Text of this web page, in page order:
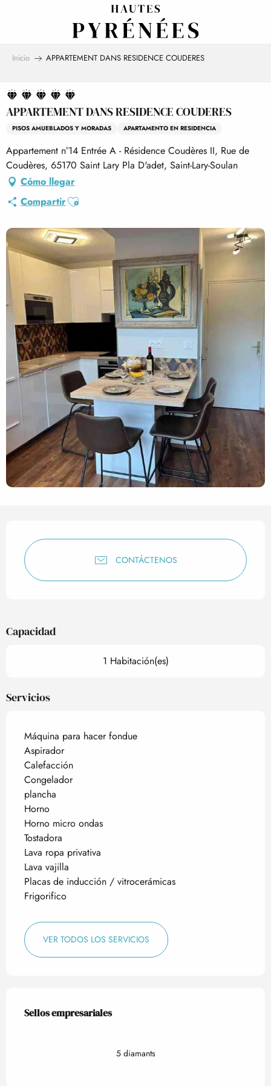
Inicio APPARTEMENT DANS RESIDENCE COUDERES
APPARTEMENT DANS RESIDENCE COUDERES
PISOS AMUEBLADOS Y MORADAS APARTAMENTO EN RESIDENCIA
Appartement n°14 Entrée A - Résidence Coudères II, Rue de
Coudères, 65170 Saint Lary Pla D'adet, Saint-Lary-Soulan
Cómo llegar
CompartirAjouter aux favoris
Horarios y datos de
CONTÁCTENOS
Capacidad
1 Habitación(es)
Servicios
Máquina para hacer fondue
Aspirador
Calefacción
Congelador
plancha
Horno
Horno micro ondas
Tostadora
Lava ropa privativa
Lava vajilla
Placas de inducción / vitrocerámicas
Frigorifico
VER TODOS LOS SERVICIOS
Oferta de prestaciones
Sellos empresariales
Sellos empresariales
5 diamants